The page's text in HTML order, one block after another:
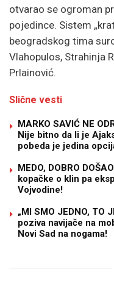
otvarao se ogroman
pojedince. Sistem
beogradskog tima
Vlahopulos, Strahinja
Prlainović.
Slične vesti
MARKO SAVIĆ NE
Nije bitno da li je
pobeda je jedina
MEDO, DOBRO
kopačke o klin pa
Vojvodine!
„MI SMO JEDNO, TO
poziva navijače na
Novi Sad na nogama!